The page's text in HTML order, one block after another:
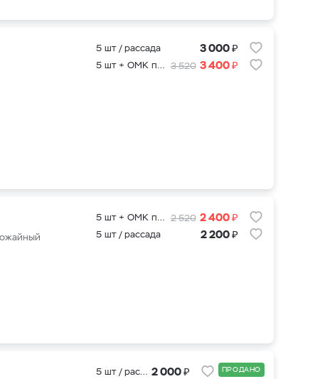
5 шт / рассада 3 000₽
5 шт + ОМК подкормка для саженцев 3 520 3 400₽
5 шт + ОМК подкормка для саженцев 2 520 2 400₽
5 шт / рассада 2 200₽
5 шт / рассада 2 000₽ ПРОДАНО